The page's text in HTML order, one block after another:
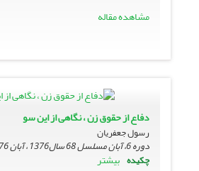
مشاهده مقاله
دفاع از حقوق زن ، نگاهى از این سو
رسول جعفریان‏
دوره 6، آبان مسلسل 68 سال1376 ، آبان 1376
چکیده بیشتر